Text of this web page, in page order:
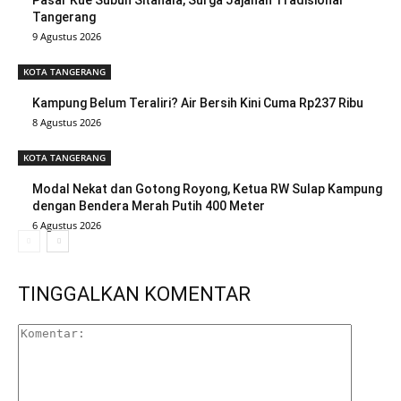
Tangerang
9 Agustus 2026
KOTA TANGERANG
Kampung Belum Teraliri? Air Bersih Kini Cuma Rp237 Ribu
8 Agustus 2026
KOTA TANGERANG
Modal Nekat dan Gotong Royong, Ketua RW Sulap Kampung
dengan Bendera Merah Putih 400 Meter
6 Agustus 2026
TINGGALKAN KOMENTAR